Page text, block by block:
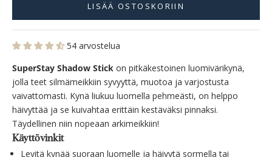
LISÄÄ OSTOSKORIIN
54 arvostelua
SuperStay Shadow Stick on pitkäkestoinen luomivärikynä,
jolla teet silmämeikkiin syvyyttä, muotoa ja varjostusta
vaivattomasti. Kynä liukuu luomella pehmeästi, on helppo
häivyttää ja se kuivahtaa erittäin kestäväksi pinnaksi.
Täydellinen niin nopeaan arkimeikkiin!
Käyttövinkit
Levitä kynää suoraan luomelle ja häivytä sormella tai